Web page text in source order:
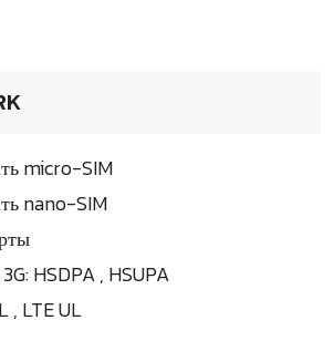
micro-SIM
nano-SIM
HSDPA , HSUPA
, LTE UL